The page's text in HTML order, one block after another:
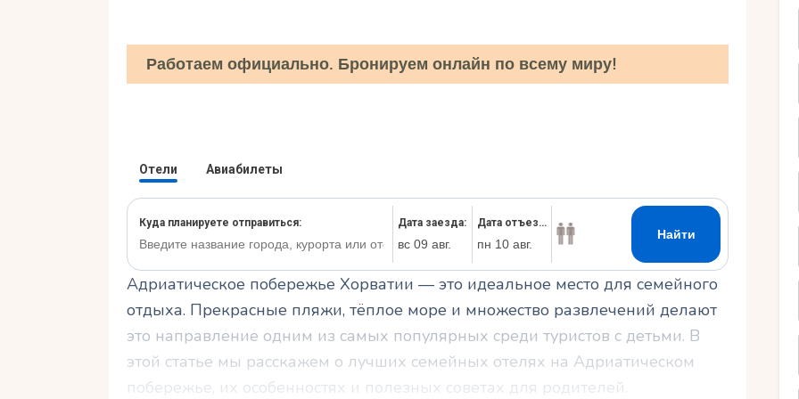
Работаем официально. Бронируем онлайн по всему миру!
Адриатическое побережье Хорватии — это идеальное место для семейного
отдыха. Прекрасные пляжи, тёплое море и множество развлечений делают
это направление одним из самых популярных среди туристов с детьми. В
этой статье мы расскажем о лучших семейных отелях на Адриатическом
побережье, их особенностях и полезных советах для родителей.